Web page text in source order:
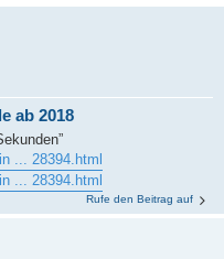
ab 2018
... 28394.html
... 28394.html
Rufe den Beitrag auf